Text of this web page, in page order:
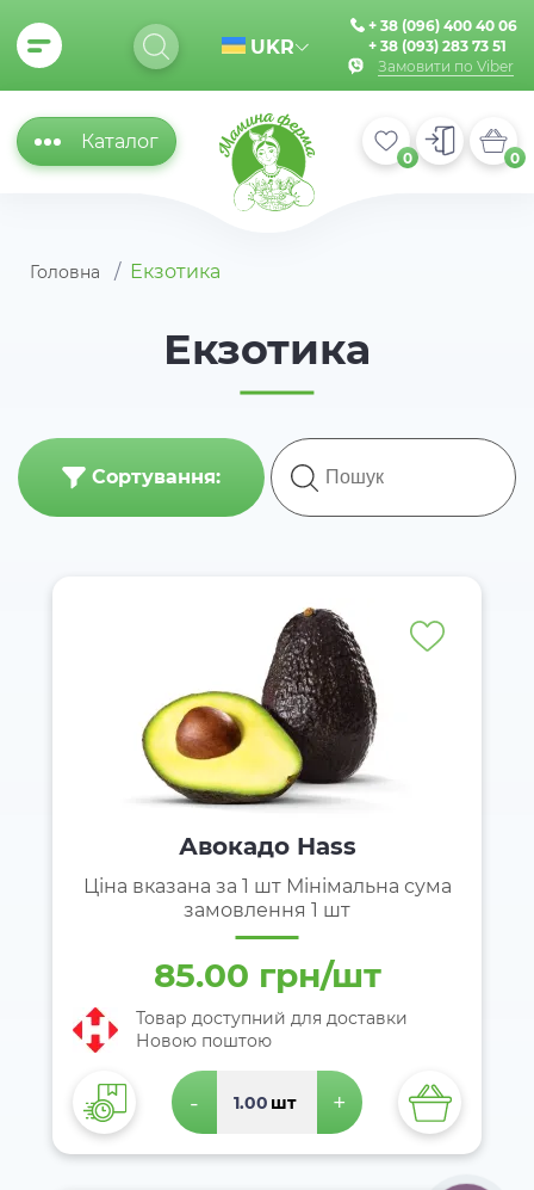
UKR
+ 38 (096) 400 40 06
+ 38 (093) 283 73 51
Замовити по Viber
Каталог
0 0
Головна Екзотика
Екзотика
Сортування:
Авокадо Hаss
Ціна вказана за 1 шт Мінімальна сума
замовлення 1 шт
85.00 грн/шт
Товар доступний для доставки
Новою поштою
- шт +